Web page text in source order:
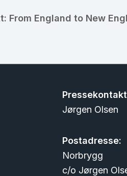
From England to New
Pressekontakt
Jørgen Olsen
Postadresse:
Norbrygg
c/o Jørgen